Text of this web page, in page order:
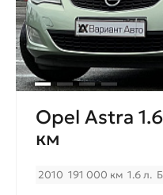
Opel Astra
км
2010 191 000 км 1.6 л.